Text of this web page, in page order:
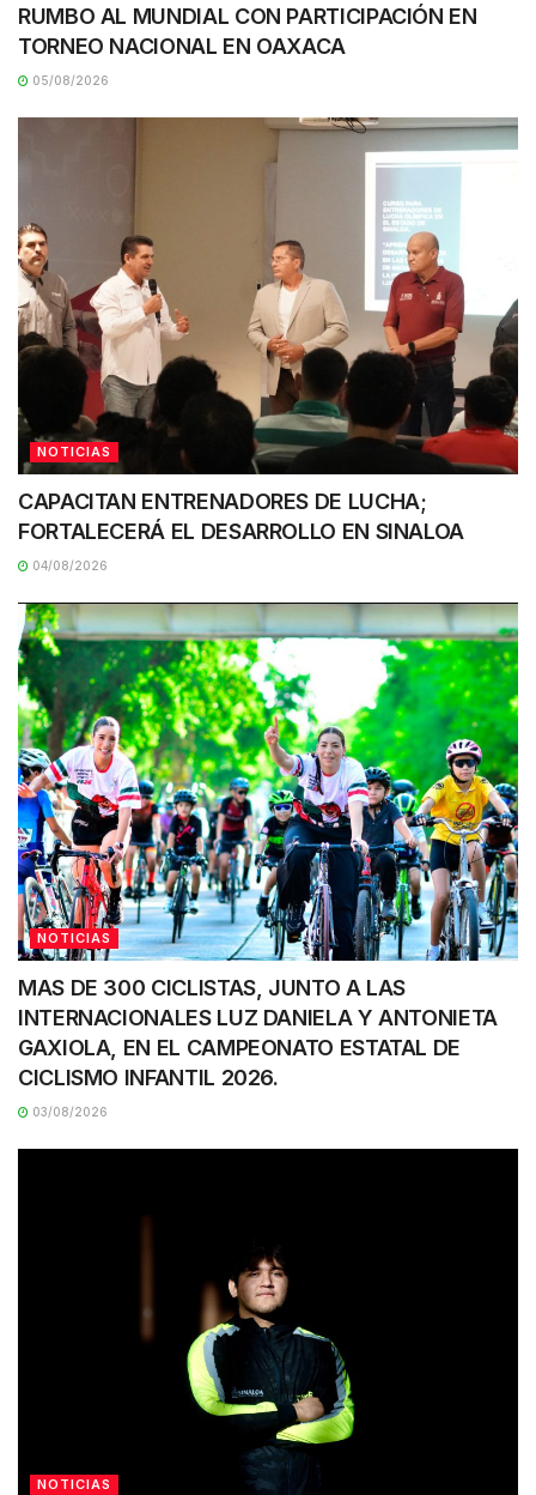
RUMBO AL MUNDIAL CON PARTICIPACIÓN EN
TORNEO NACIONAL EN OAXACA
05/08/2026
NOTICIAS
CAPACITAN ENTRENADORES DE LUCHA;
FORTALECERÁ EL DESARROLLO EN SINALOA
04/08/2026
NOTICIAS
MAS DE 300 CICLISTAS, JUNTO A LAS
INTERNACIONALES LUZ DANIELA Y ANTONIETA
GAXIOLA, EN EL CAMPEONATO ESTATAL DE
CICLISMO INFANTIL 2026.
03/08/2026
NOTICIAS